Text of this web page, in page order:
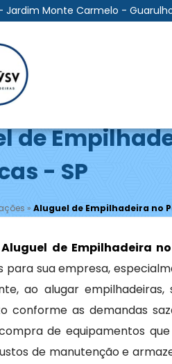
Jardim Monte Carmelo -
de
- SP
»Aluguel de Empilhadeira no
Aluguel de Empilhadeira
para sua empresa,
ao alugar
conforme as demandas
de equipamentos
de manutenção e